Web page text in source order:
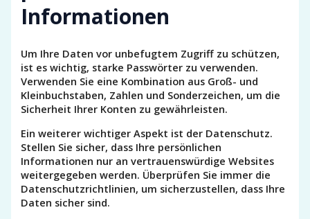
Informationen
Um Ihre Daten vor unbefugtem Zugriff zu schützen,
ist es wichtig, starke Passwörter zu verwenden.
Verwenden Sie eine Kombination aus Groß- und
Kleinbuchstaben, Zahlen und Sonderzeichen, um die
Sicherheit Ihrer Konten zu gewährleisten.
Ein weiterer wichtiger Aspekt ist der Datenschutz.
Stellen Sie sicher, dass Ihre persönlichen
Informationen nur an vertrauenswürdige Websites
weitergegeben werden. Überprüfen Sie immer die
Datenschutzrichtlinien, um sicherzustellen, dass Ihre
Daten sicher sind.